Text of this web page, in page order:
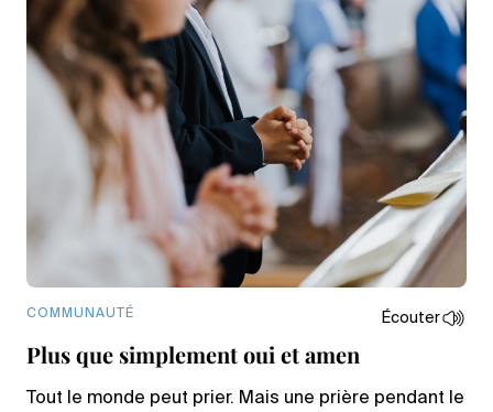
COMMUNAUTÉ Écouter
Plus que simplement oui et amen
Tout le monde peut prier. Mais une prière pendant le